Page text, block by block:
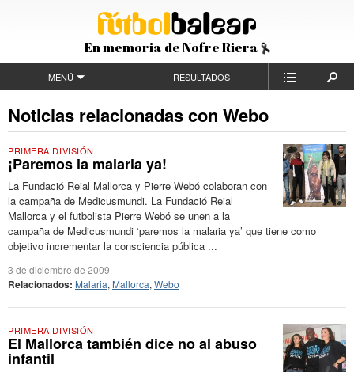
En memoria de Nofre Riera
MENÚ RESULTADOS
Noticias relacionadas con Webo
PRIMERA DIVISIÓN
¡Paremos la malaria ya!
La Fundació Reial Mallorca y Pierre Webó colaboran con
la campaña de Medicusmundi. La Fundació Reial
Mallorca y el futbolista Pierre Webó se unen a la
campaña de Medicusmundi ‘paremos la malaria ya’ que tiene como
objetivo incrementar la consciencia pública ...
3 de diciembre de 2009
Relacionados: Malaria, Mallorca, Webo
PRIMERA DIVISIÓN
El Mallorca también dice no al abuso
infantil